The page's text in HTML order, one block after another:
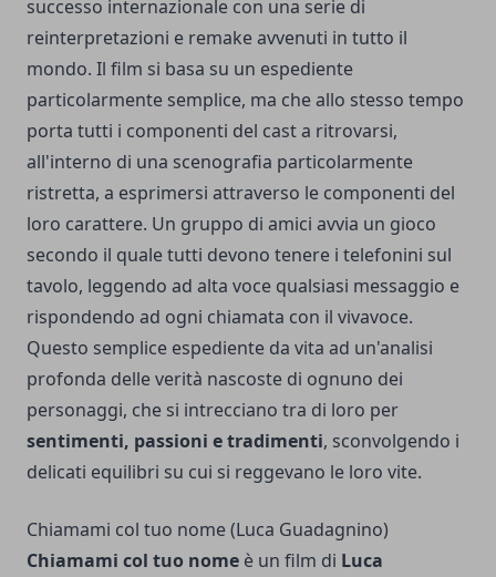
successo internazionale con una serie di
reinterpretazioni e remake avvenuti in tutto il
mondo. Il film si basa su un espediente
particolarmente semplice, ma che allo stesso tempo
porta tutti i componenti del cast a ritrovarsi,
all'interno di una scenografia particolarmente
ristretta, a esprimersi attraverso le componenti del
loro carattere. Un gruppo di amici avvia un gioco
secondo il quale tutti devono tenere i telefonini sul
tavolo, leggendo ad alta voce qualsiasi messaggio e
rispondendo ad ogni chiamata con il vivavoce.
Questo semplice espediente da vita ad un'analisi
profonda delle verità nascoste di ognuno dei
personaggi, che si intrecciano tra di loro per
sentimenti, passioni e tradimenti, sconvolgendo i
delicati equilibri su cui si reggevano le loro vite.
Chiamami col tuo nome (Luca Guadagnino)
Chiamami col tuo nome è un film di Luca